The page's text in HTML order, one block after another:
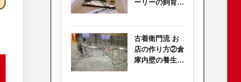
ーリーの飼育方
古着衛門流 お
店の作り方②倉
庫内壁の養生と